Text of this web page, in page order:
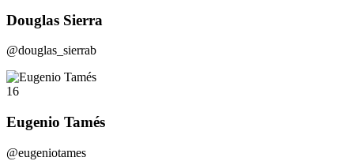
Douglas Sierra
@douglas_sierrab
16
Eugenio Tamés
@eugeniotames